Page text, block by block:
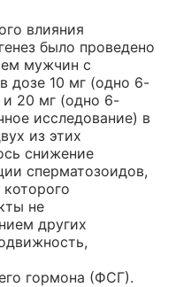
влияния
было проведено
мужчин с
дозе 10 мг (одно 6-
и 20 мг (одно 6-
исследование) в
из этих
снижение
сперматозоидов,
не
других
гормона (ФСГ).